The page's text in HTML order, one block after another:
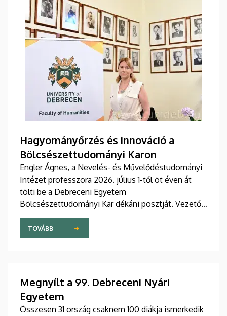
Hagyományőrzés és innováció a
Bölcsészettudományi Karon
Engler Ágnes, a Nevelés- és Művelődéstudományi
Intézet professzora 2026. július 1-től öt éven át
tölti be a Debreceni Egyetem
Bölcsészettudományi Kar dékáni posztját. Vezetői
stratégiájában fontos szerepet szán a kar
hagyományainak, a bölcsészképzés klasszikus
normáinak megőrzésének, egyben reagálva a
terén.
TOVÁBB
Megnyílt a 99. Debreceni Nyári
Egyetem
Összesen 31 ország csaknem 100 diákja ismerkedik